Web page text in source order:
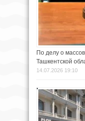
По делу о
Ташкентской
14.07.2026 19:10